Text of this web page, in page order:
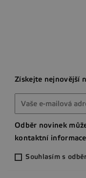
Získejte nejnovější
Odběr novinek
kontaktní
Souhlasím s